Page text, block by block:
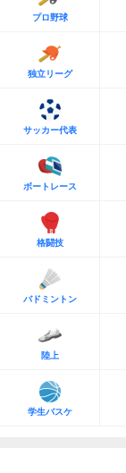
プロ野球
独立リーグ
サッカー代表
ボートレース
格闘技
バドミントン
陸上
学生バスケ